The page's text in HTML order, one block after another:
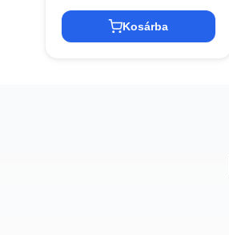
Kosárba